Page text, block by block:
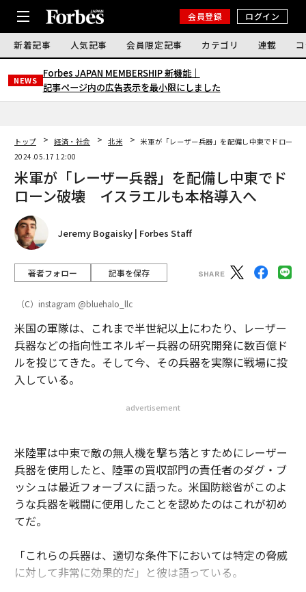
会員登録 ログイン
新着記事 人気記事 会員限定記事 カテゴリ 連載
NEWS
Forbes JAPAN MEMBERSHIP 新機能｜
記事ページ内の広告表示を最小限にしました
トップ 経済・社会 北米
米軍が「レーザー兵器」を配備し中東でドロー
2024.05.17 12:00
米軍が「レーザー兵器」を配備し中東でド
ローン破壊 イスラエルも本格導入へ
Jeremy Bogaisky | Forbes Staff
著者フォロー 記事を保存
（C）instagram @bluehalo_llc
米国の軍隊は、これまで半世紀以上にわたり、レーザー
兵器などの指向性エネルギー兵器の研究開発に数百億ド
ルを投じてきた。そして今、その兵器を実際に戦場に投
入している。
advertisement
米陸軍は中東で敵の無人機を撃ち落とすためにレーザー
兵器を使用したと、陸軍の買収部門の責任者のダグ・ブ
ッシュは最近フォーブスに語った。米国防総省がこのよ
うな兵器を戦闘に使用したことを認めたのはこれが初め
てだ。
「これらの兵器は、適切な条件下においては特定の脅威
に対して非常に効果的だ」と彼は語っている。